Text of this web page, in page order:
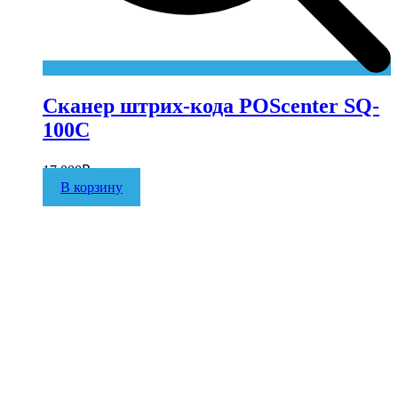
Сканер штрих-кода POScenter SQ-
100C
17 000₽
В корзину